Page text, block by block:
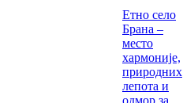
Етно село
Брана –
место
хармоније,
природних
лепота и
одмор за